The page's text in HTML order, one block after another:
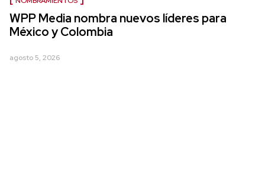
WPP Media nombra nuevos líderes para
México y Colombia
agosto 5, 2026